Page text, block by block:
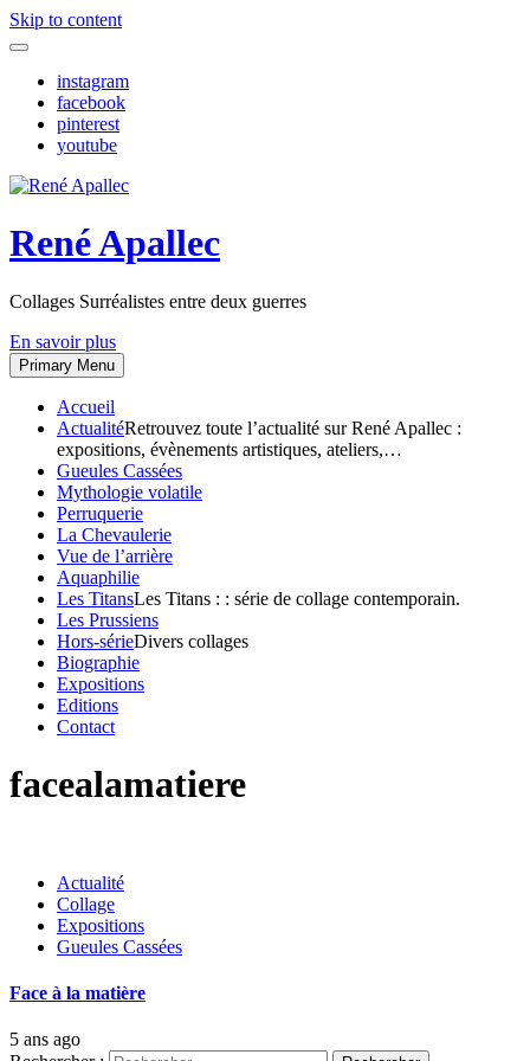
Skip to content
instagram
facebook
pinterest
youtube
René Apallec
Collages Surréalistes entre deux guerres
En savoir plus
Primary Menu
Accueil
ActualitéRetrouvez toute l’actualité sur René Apallec :
expositions, évènements artistiques, ateliers,…
Gueules Cassées
Mythologie volatile
Perruquerie
La Chevaulerie
Vue de l’arrière
Aquaphilie
Les TitansLes Titans : : série de collage contemporain.
Les Prussiens
Hors-sérieDivers collages
Biographie
Expositions
Editions
Contact
facealamatiere
Actualité
Collage
Expositions
Gueules Cassées
Face à la matière
5 ans ago